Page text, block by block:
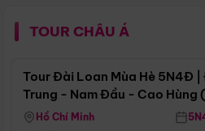
TOUR CHÂU Á
Tour Đài Loan Mùa Hè 5N4Đ
Trung - Nam Đầu - Cao Hùng
Hồ Chí Minh